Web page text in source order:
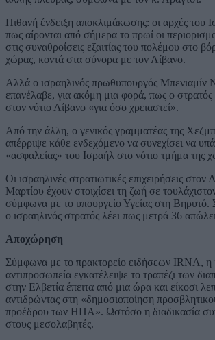
Πιθανή ένδειξη αποκλιμάκωσης: οι αρχές του
πως αίρονται από σήμερα το πρωί οι
στις συναθροίσεις εξαιτίας του πολέμου στο
χώρας, κοντά στα σύνορα με τον Λίβανο.
Αλλά ο ισραηλινός πρωθυπουργός Μπενιαμίν
επανέλαβε, για ακόμη μια φορά, πως ο στρατός
στον νότιο Λίβανο «για όσο χρειαστεί».
Από την άλλη, ο γενικός γραμματέας της
απέρριψε κάθε ενδεχόμενο να συνεχίσει να
«ασφαλείας» του Ισραήλ στο νότιο τμήμα της
Οι ισραηλινές στρατιωτικές επιχειρήσεις στον
Μαρτίου έχουν στοιχίσει τη ζωή σε
σύμφωνα με το υπουργείο Υγείας στη Βηρυτό.
ο ισραηλινός στρατός λέει πως μετρά 36
Αποχώρηση
Σύμφωνα με το πρακτορείο ειδήσεων IRNA, η
αντιπροσωπεία εγκατέλειψε το τραπέζι των
στην Ελβετία έπειτα από μια ώρα και είκοσι
αντιδρώντας στη «δημοσιοποίηση
προέδρου των ΗΠΑ». Ωστόσο η διαδικασία
στους μεσολαβητές.